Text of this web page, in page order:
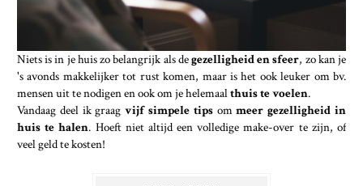
Niets is in je huis zo belangrijk als degezelligheid en sfeer, zo kan je
's avonds makkelijker tot rust komen, maar is het ook leuker om bv.
mensen uit te nodigen en ook om je helemaalthuis te voelen.
Vandaag deel ik graagvijf simpele tipsommeer gezelligheid in
huis te halen. Hoeft niet altijd een volledige make-over te zijn, of
veel geld te kosten!